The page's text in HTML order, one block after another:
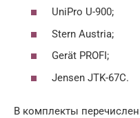
UniPro U-900;
Stern Austria;
Gerät PROFI;
Jensen JTK-67C.
В комплекты